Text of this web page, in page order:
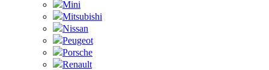
Mini
Mitsubishi
Nissan
Peugeot
Porsche
Renault